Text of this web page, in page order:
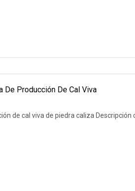
De Producción De Cal Viva
de cal viva de piedra caliza Descripción